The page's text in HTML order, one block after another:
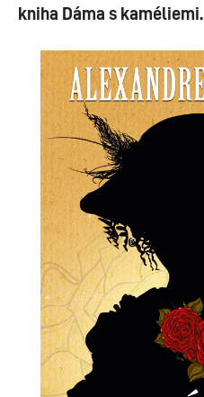
kniha Dáma s kaméliemi.